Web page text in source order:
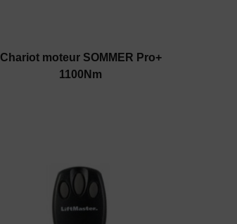
Chariot moteur SOMMER Pro+
1100Nm